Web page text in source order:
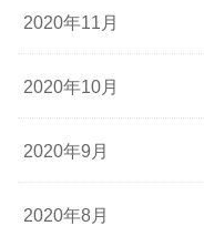
2020年11月
2020年10月
2020年9月
2020年8月